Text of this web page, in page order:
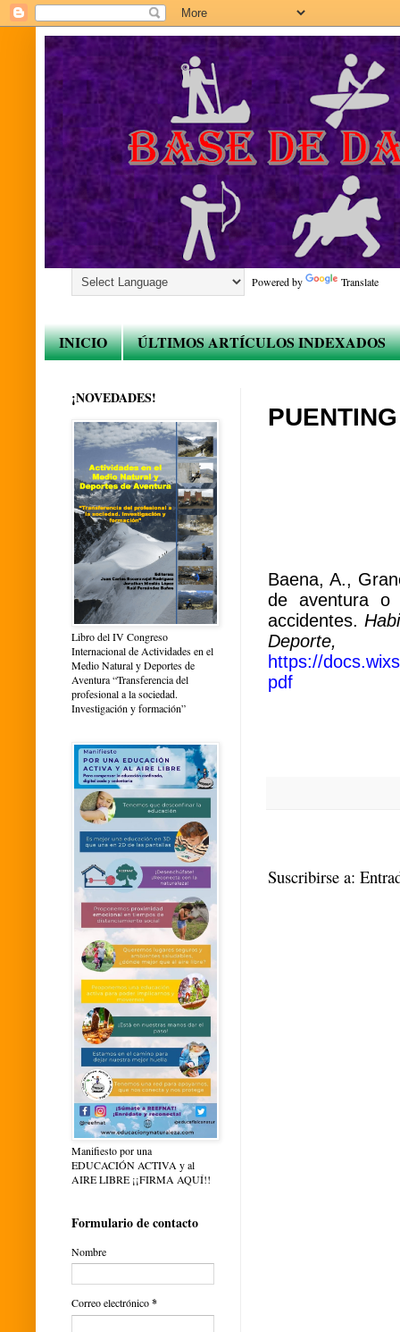
Powered by Translate
INICIO ÚLTIMOS ARTÍCULOS INDEXADOS
PUENTING
Baena, A.,
de aventura o
accidentes.
Deporte,
https://
pdf
Suscribirse a:
¡NOVEDADES!
Libro del IV Congreso
Internacional de Actividades en el
Medio Natural y Deportes de
Aventura “Transferencia del
profesional a la sociedad.
Investigación y formación”
Manifiesto por una
EDUCACIÓN ACTIVA y al
AIRE LIBRE ¡¡FIRMA AQUÍ!!
Formulario de contacto
Nombre
Correo electrónico*